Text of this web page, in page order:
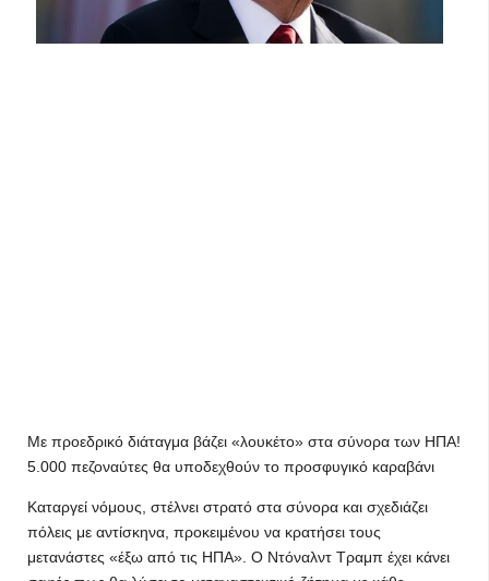
Με προεδρικό διάταγμα βάζει «λουκέτο» στα σύνορα των ΗΠΑ!
5.000 πεζοναύτες θα υποδεχθούν το προσφυγικό καραβάνι
Καταργεί νόμους, στέλνει στρατό στα σύνορα και σχεδιάζει
πόλεις με αντίσκηνα, προκειμένου να κρατήσει τους
μετανάστες «έξω από τις ΗΠΑ». Ο Ντόναλντ Τραμπ έχει κάνει